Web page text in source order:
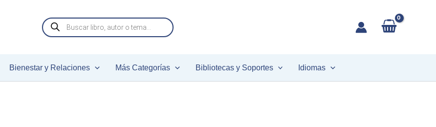
Búsqueda
de
productos
Bienestar y Relaciones Más Categorías Bibliotecas y Soportes Idiomas